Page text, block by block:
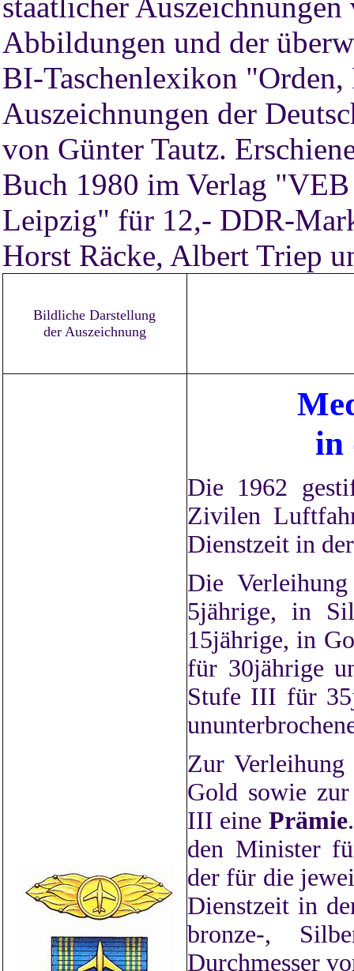
Abbildungen und der
BI-Taschenlexikon
Auszeichnungen der
von Günter Tautz.
Buch 1980 im Verlag
Leipzig" für 12,- DDR-
Horst Räcke, Albert Triep
Bildliche Darstellung
der Auszeichnung
in
Die 1962
Zivilen
Dienstzeit in
Die
5jährige, in
15jährige, in
für 30jährige
Stufe III für
Zur
Gold sowie
III eine Prämie
den Minister
der für die
Dienstzeit in
bronze-,
Durchmesser